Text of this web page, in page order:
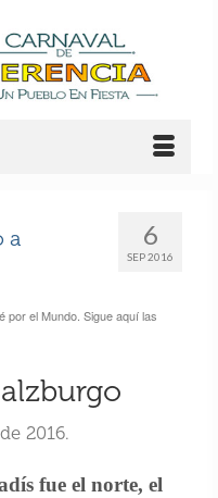
6
SEP 2016
a
por el Mundo. Sigue aquí las
2016.
fue el norte, el